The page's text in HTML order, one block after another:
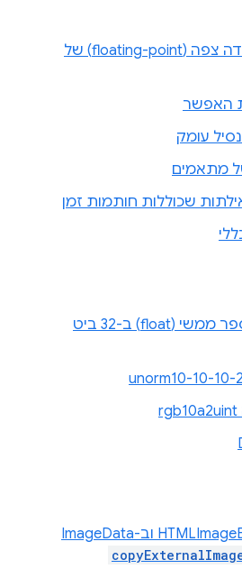
תמיכה בערכי נקודה צפה (floating-point) של
האפשר
עומק
מתאמים
שכוללות חותמות זמן
מרקמים מסוג מספר ממשי (float) ב-32 ביט
תמיכה ב-HTMLImageElement וב-ImageData